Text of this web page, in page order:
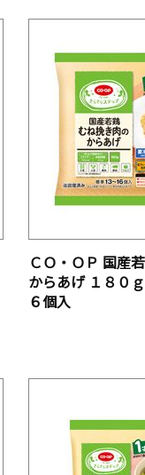
ＣＯ・ＯＰ 国産
からあげ １８０
６個入